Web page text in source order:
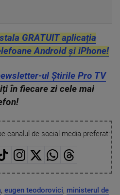
GRATUIT aplicația
Android și iPhone!
ul Știrile Pro TV
în fiecare zi cele mai
canalul de social media preferat:
, eugen teodorovici, ministerul de